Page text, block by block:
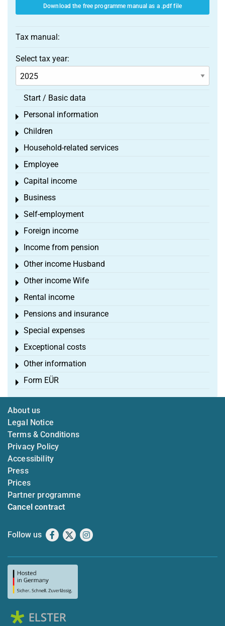
Download the free programme manual as a .pdf file
Tax manual:
Select tax year:
Start / Basic data
Personal information
Toggle menu
Children
Toggle menu
Household-related services
Toggle menu
Employee
Toggle menu
Capital income
Toggle menu
Business
Toggle menu
Self-employment
Toggle menu
Foreign income
Toggle menu
Income from pension
Toggle menu
Other income Husband
Toggle menu
Other income Wife
Toggle menu
Rental income
Toggle menu
Pensions and insurance
Toggle menu
Special expenses
Toggle menu
Exceptional costs
Toggle menu
Other information
Toggle menu
Form EÜR
Toggle menu
About us
Legal Notice
Terms & Conditions
Privacy Policy
Accessibility
Press
Prices
Partner programme
Cancel contract
Follow us Facebook
X Instagram